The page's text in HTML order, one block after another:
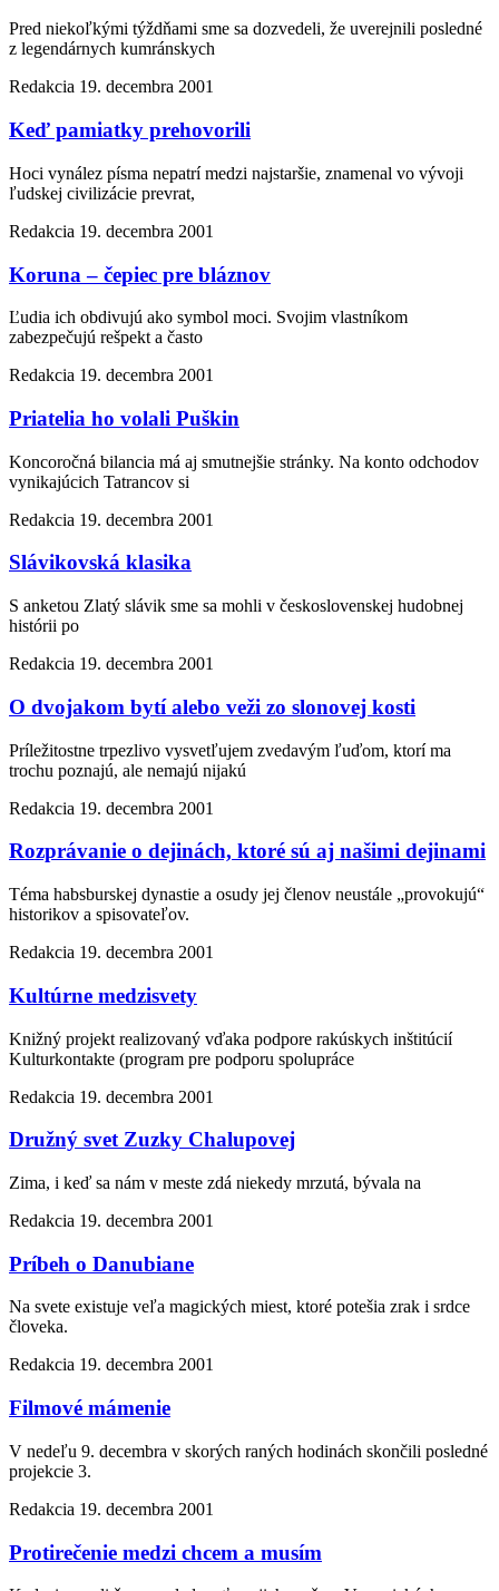
Pred niekoľkými týždňami sme sa dozvedeli, že uverejnili posledné
z legendárnych kumránskych
Redakcia 19. decembra 2001
Keď pamiatky prehovorili
Hoci vynález písma nepatrí medzi najstaršie, znamenal vo vývoji
ľudskej civilizácie prevrat,
Redakcia 19. decembra 2001
Koruna – čepiec pre bláznov
Ľudia ich obdivujú ako symbol moci. Svojim vlastníkom
zabezpečujú rešpekt a často
Redakcia 19. decembra 2001
Priatelia ho volali Puškin
Koncoročná bilancia má aj smutnejšie stránky. Na konto odchodov
vynikajúcich Tatrancov si
Redakcia 19. decembra 2001
Slávikovská klasika
S anketou Zlatý slávik sme sa mohli v československej hudobnej
histórii po
Redakcia 19. decembra 2001
O dvojakom bytí alebo veži zo slonovej kosti
Príležitostne trpezlivo vysvetľujem zvedavým ľuďom, ktorí ma
trochu poznajú, ale nemajú nijakú
Redakcia 19. decembra 2001
Rozprávanie o dejinách, ktoré sú aj našimi dejinami
Téma habsburskej dynastie a osudy jej členov neustále „provokujú“
historikov a spisovateľov.
Redakcia 19. decembra 2001
Kultúrne medzisvety
Knižný projekt realizovaný vďaka podpore rakúskych inštitúcií
Kulturkontakte (program pre podporu spolupráce
Redakcia 19. decembra 2001
Družný svet Zuzky Chalupovej
Zima, i keď sa nám v meste zdá niekedy mrzutá, bývala na
Redakcia 19. decembra 2001
Príbeh o Danubiane
Na svete existuje veľa magických miest, ktoré potešia zrak i srdce
človeka.
Redakcia 19. decembra 2001
Filmové mámenie
V nedeľu 9. decembra v skorých raných hodinách skončili posledné
projekcie 3.
Redakcia 19. decembra 2001
Protirečenie medzi chcem a musím